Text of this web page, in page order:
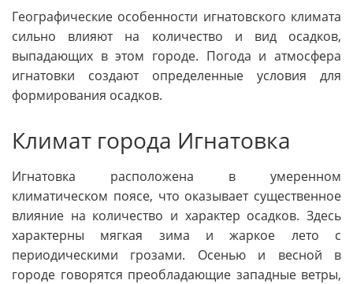
Географические особенности игнатовского климата
сильно влияют на количество и вид осадков,
выпадающих в этом городе. Погода и атмосфера
игнатовки создают определенные условия для
формирования осадков.
Климат города Игнатовка
Игнатовка расположена в умеренном
климатическом поясе, что оказывает существенное
влияние на количество и характер осадков. Здесь
характерны мягкая зима и жаркое лето с
периодическими грозами. Осенью и весной в
городе говорятся преобладающие западные ветры,